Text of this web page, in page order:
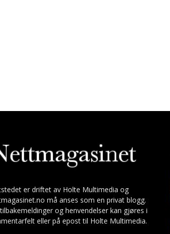
er driftet av Holte Multimedia og
må anses som en privat blogg.
og henvendelser kan gjøres i
eller på epost til Holte Multimedia.